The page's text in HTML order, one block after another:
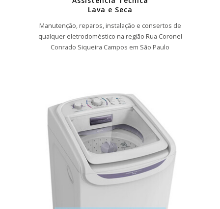
Lava e Seca
Manutenção, reparos, instalação e consertos de
qualquer eletrodoméstico na região Rua Coronel
Conrado Siqueira Campos em São Paulo